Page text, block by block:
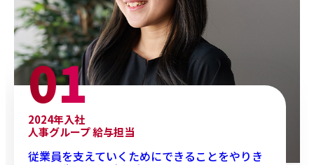
2024年入社
人事グループ 給与担当
従業員を支えていくためにできることをやりき